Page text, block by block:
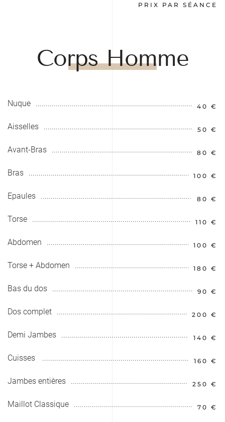
PRIX PAR SÉANCE
Corps Homme
Nuque 40 €
Aisselles 50 €
Avant-Bras 80 €
Bras 100 €
Epaules 80 €
Torse 110 €
Abdomen 100 €
Torse + Abdomen 180 €
Bas du dos 90 €
Dos complet 200 €
Demi Jambes 140 €
Cuisses 160 €
Jambes entières 250 €
Maillot Classique 70 €